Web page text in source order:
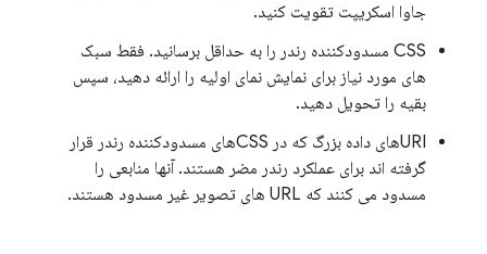
جاوا اسکریپت تقویت کنید.
CSS مسدودکننده رندر را به حداقل برسانید. فقط سبک
های مورد نیاز برای نمایش نمای اولیه را ارائه دهید، سپس
بقیه را تحویل دهید.
URIهای داده بزرگ که در CSSهای مسدودکننده رندر قرار
گرفته اند برای عملکرد رندر مضر هستند. آنها منابعی را
مسدود می کنند که URL های تصویر غیر مسدود هستند.